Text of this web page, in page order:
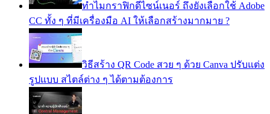
ทำไมกราฟิกดีไซน์เนอร์ ถึงยังเลือกใช้ Adobe
CC ทั้ง ๆ ที่มีเครื่องมือ AI ให้เลือกสร้างมากมาย ?
วิธีสร้าง QR Code สวย ๆ ด้วย Canva ปรับแต่ง
รูปแบบ สไตล์ต่าง ๆ ได้ตามต้องการ